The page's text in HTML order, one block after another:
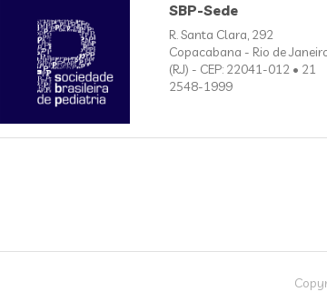
SBP-Sede
R. Santa Clara, 292
Copacabana - Rio de
(RJ) - CEP: 22041-012 • 21
2548-1999